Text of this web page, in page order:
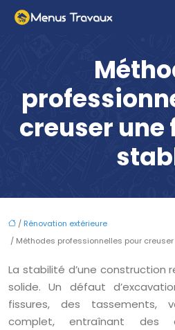
creuser
/ Rénovation extérieure
/ Méthodes professionnelles pour
La stabilité d’une construction
solide. Un défaut
fissures, des tassements,
complet, entraînant des